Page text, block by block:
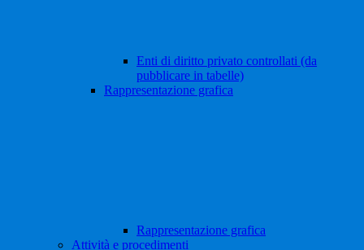
Enti di diritto privato controllati (da
pubblicare in tabelle)
Rappresentazione grafica
Rappresentazione grafica
Attività e procedimenti